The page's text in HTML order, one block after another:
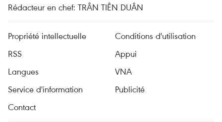
Rédacteur en chef: TRÂN TIÊN DUÂN
Propriété intellectuelle
Conditions d'utilisation
RSS
Appui
Langues
VNA
Service d'information
Publicité
Contact